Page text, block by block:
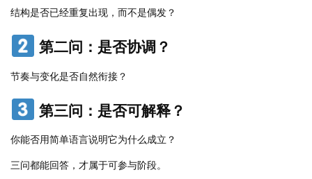
结构是否已经重复出现，而不是偶发？
第二问：是否协调？
节奏与变化是否自然衔接？
第三问：是否可解释？
你能否用简单语言说明它为什么成立？
三问都能回答，才属于可参与阶段。